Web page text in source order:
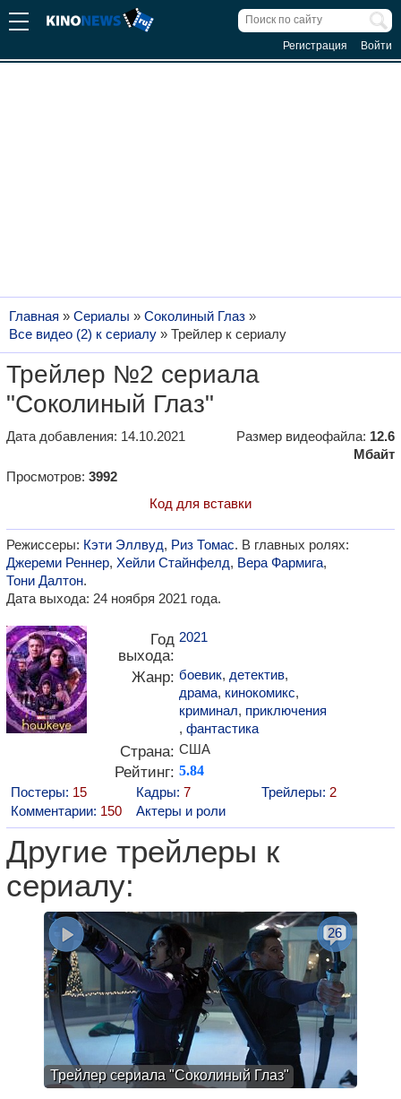
Регистрация Войти
Главная » Сериалы » Соколиный Глаз »
Все видео (2) к сериалу » Трейлер к сериалу
Трейлер №2 сериала
"Соколиный Глаз"
Дата добавления: 14.10.2021 Размер видеофайла: 12.6
Мбайт
Просмотров: 3992
Код для вставки
Режиссеры: Кэти Эллвуд, Риз Томас. В главных ролях:
Джереми Реннер, Хейли Стайнфелд, Вера Фармига,
Тони Далтон.
Дата выхода: 24 ноября 2021 года.
Год
выхода:
2021
Жанр: боевик, детектив,
драма, кинокомикс,
криминал, приключения
, фантастика
Страна: США
Рейтинг: 5.84
Постеры: 15 Кадры: 7 Трейлеры: 2
Комментарии: 150 Актеры и роли
Другие трейлеры к
сериалу:
Трейлер сериала "Соколиный Глаз"
26